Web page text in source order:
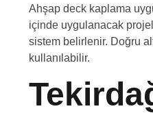
Ahşap deck kaplama
içinde uygulanacak
sistem belirlenir. Doğru
kullanılabilir.